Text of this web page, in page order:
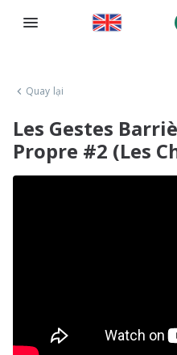
Quay lại
Les Gestes
Propre #2 (Les